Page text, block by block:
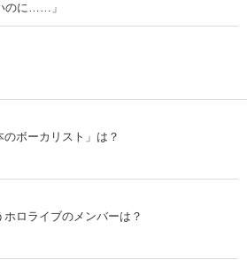
のに……」
ボーカリスト」は？
ロライブのメンバーは？